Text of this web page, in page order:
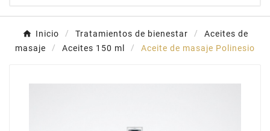
Inicio Tratamientos de bienestar
Aceites de
masaje
Aceites 150 ml Aceite de masaje Polinesio